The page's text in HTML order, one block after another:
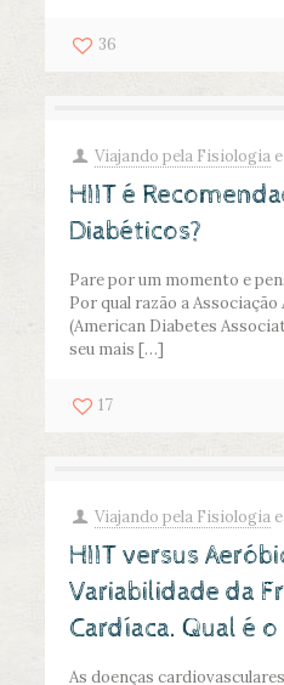
36
Viajando pela Fisiologia
HIIT é
Diabéticos?
Pare por um momento e
Por qual razão a
(American Diabetes
seu mais […]
17
Viajando pela Fisiologia
HIIT versus
Variabilidade da
Cardíaca. Qual é
As doenças